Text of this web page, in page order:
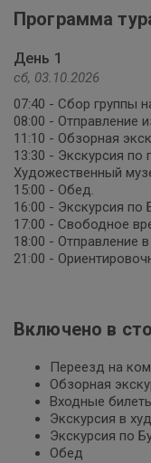
Программа
День 1
сб, 03.10.2026
07:40 - Сбор группы
08:00 - Отправление
11:10 - Обзорная
13:30 - Экскурсия
Художественный
15:00 - Обед.
16:00 - Экскурсия по
17:00 - Свободное
18:00 - Отправление
21:00 -
Включено в
Переезд на
Обзорная
Входные
Экскурсия в
Экскурсия по
Обед